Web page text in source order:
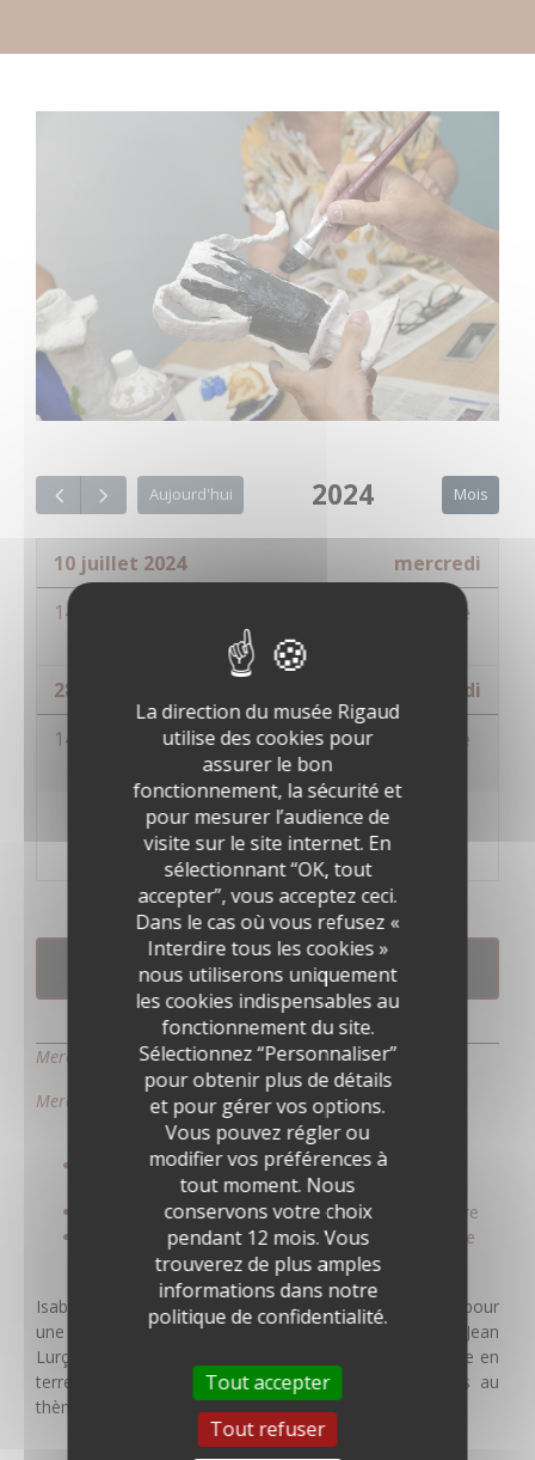
Aujourd'hui 2024 Mois
10 juillet 2024
mercredi
14:30 - 16:30
Atelier parents-enfants : Le
petit céramiste
28 août 2024
mercredi
14:30 - 16:30
Atelier parents-enfants : Le
petit céramiste
RÉSERVATION
Mercredi 10 juillet à 14h30
Mercredi 28 août à 14h30
Tarif : entrée + 5€.
Nombre de places limitées, Réservation obligatoire
De 5 ans à 99 ans, en duo parent-enfant ou adulte
Isabelle Brunel, plasticienne, vous propose de revêtir, pour
une durée de 2 heures, le tablier de céramiste de Jean
Lurçat. Vous aurez la possibilité de réaliser une assiette en
terre et de graver le motif de votre choix en échos au
thème des quatre éléments, si chers à l’artiste.
La direction du musée Rigaud
utilise des cookies pour
assurer le bon
fonctionnement, la sécurité et
pour mesurer l’audience de
visite sur le site internet. En
sélectionnant “OK, tout
accepter”, vous acceptez ceci.
Dans le cas où vous refusez «
Interdire tous les cookies »
nous utiliserons uniquement
les cookies indispensables au
fonctionnement du site.
Sélectionnez “Personnaliser”
pour obtenir plus de détails
et pour gérer vos options.
Vous pouvez régler ou
modifier vos préférences à
tout moment. Nous
conservons votre choix
pendant 12 mois. Vous
trouverez de plus amples
informations dans notre
politique de confidentialité.
Tout accepter
Tout refuser